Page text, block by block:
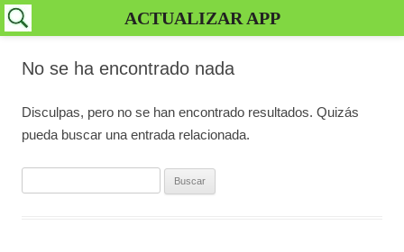
No se ha encontrado nada
Disculpas, pero no se han encontrado resultados. Quizás
pueda buscar una entrada relacionada.
ACTUALIZAR APP